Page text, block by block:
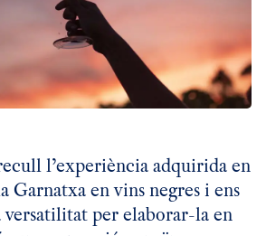
l’experiència adquirida en
Garnatxa en vins negres i ens
versatilitat per elaborar-la en